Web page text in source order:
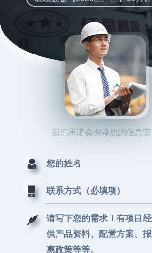
我们承诺会保障您的信息